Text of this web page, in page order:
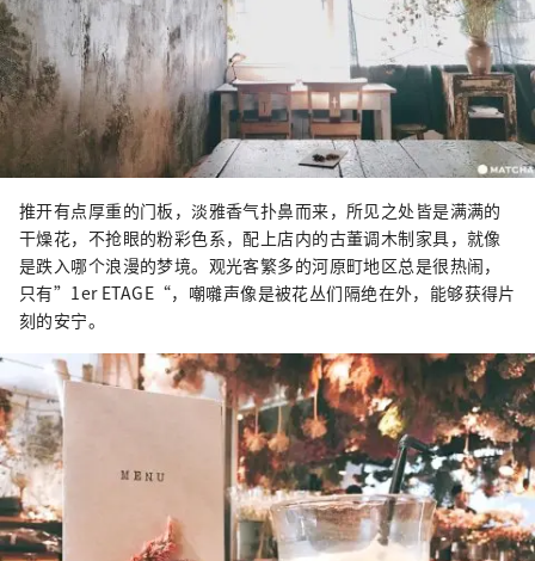
推开有点厚重的门板，淡雅香气扑鼻而来，所见之处皆是满满的
干燥花，不抢眼的粉彩色系，配上店内的古董调木制家具，就像
是跌入哪个浪漫的梦境。观光客繁多的河原町地区总是很热闹，
只有”1er ETAGE“，嘲囃声像是被花丛们隔绝在外，能够获得片
刻的安宁。